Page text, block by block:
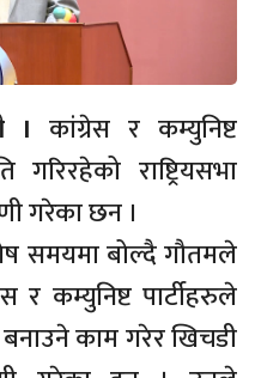
।कांग्रेस र कम्युनिष्ट
राष्ट्रियसभा
गरेका छन ।
समयमा बोल्दै गौतमले
कम्युनिष्ट पार्टीहरुले
काम गरेर खिचडी